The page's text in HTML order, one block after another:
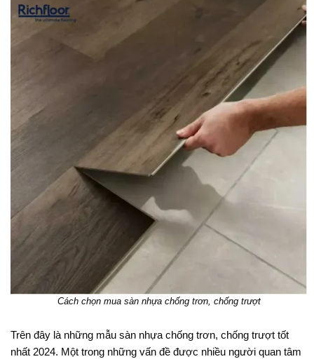
Cách chọn mua sàn nhựa chống trơn, chống trượt
Trên đây là những mẫu sàn nhựa chống trơn, chống trượt tốt
nhất 2024. Một trong những vấn đề được nhiều người quan tâm